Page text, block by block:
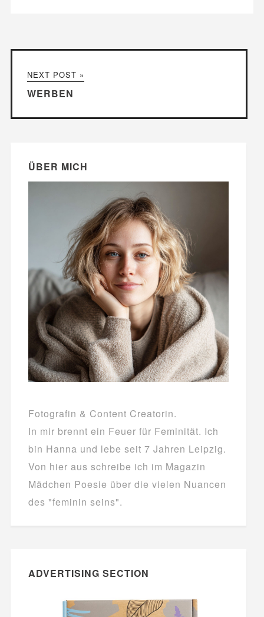
NEXT POST »
WERBEN
ÜBER MICH
Fotografin & Content Creatorin.
In mir brennt ein Feuer für Feminität. Ich
bin Hanna und lebe seit 7 Jahren Leipzig.
Von hier aus schreibe ich im Magazin
Mädchen Poesie über die vielen Nuancen
des "feminin seins".
ADVERTISING SECTION